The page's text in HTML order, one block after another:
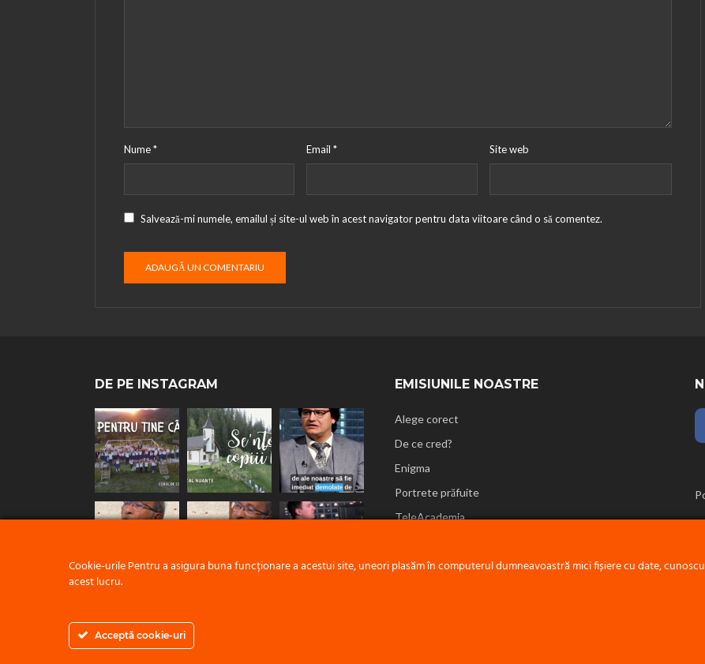
Nume* Email* Site web
Salvează-mi numele, emailul și site-ul web în acest navigator pentru data viitoare când o să comentez.
DE PE INSTAGRAM EMISIUNILE NOASTRE
Alege corect
De ce cred?
Enigma
Portrete prăfuite
TeleAcademia
Cookie-urile Pentru a asigura buna funcționare a acestui site, uneori plasăm în computerul dumneavoastră mici fișiere cu date,
acest lucru.
Acceptă cookie-uri